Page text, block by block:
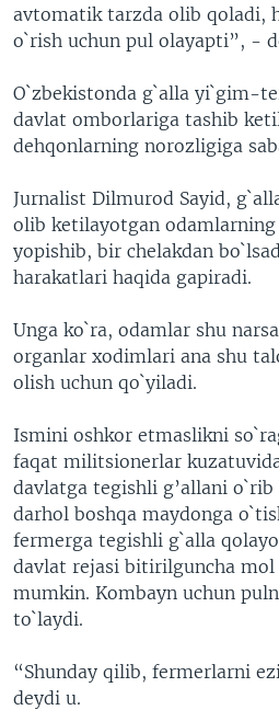
avtomatik tarzda olib qoladi,
o`rish uchun pul olayapti”, -
O`zbekistonda g`alla yi`gim-
davlat omborlariga tashib
dehqonlarning norozligiga
Jurnalist Dilmurod Sayid,
olib ketilayotgan
yopishib, bir chelakdan
harakatlari haqida gapiradi.
Unga ko`ra, odamlar shu
organlar xodimlari ana shu
olish uchun qo`yiladi.
Ismini oshkor etmaslikni
faqat militsionerlar
davlatga tegishli g’allani o`rib
darhol boshqa maydonga
fermerga tegishli g`alla
davlat rejasi bitirilguncha
mumkin. Kombayn uchun
to`laydi.
“Shunday qilib, fermerlarni
deydi u.